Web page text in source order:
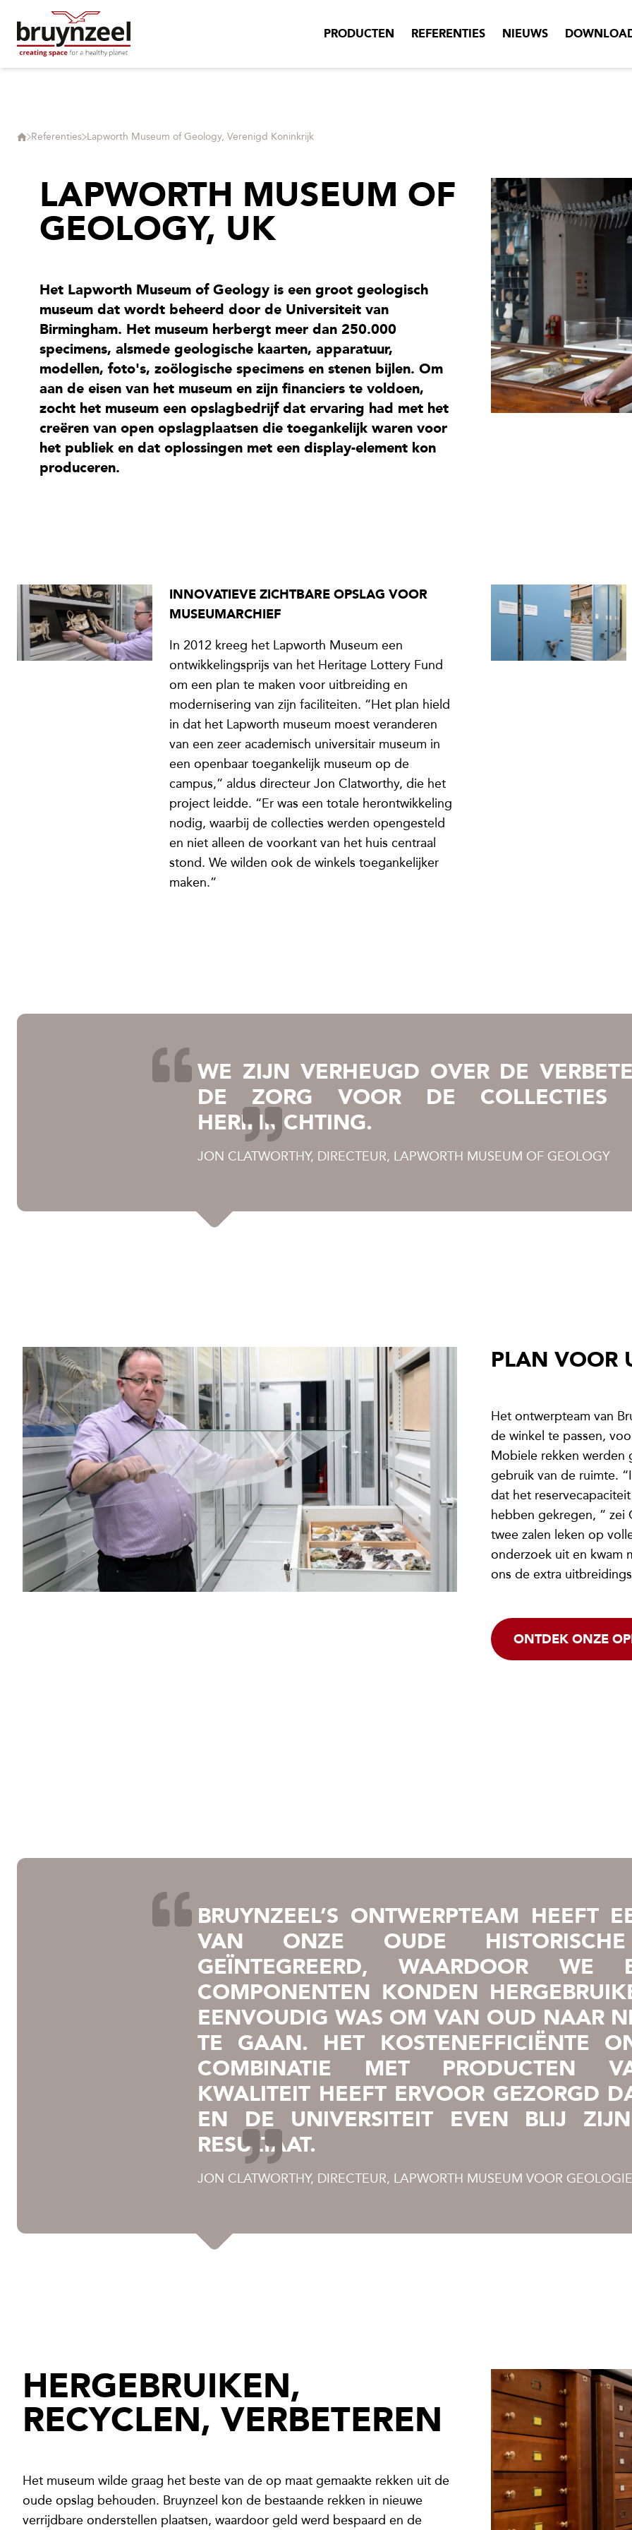
PRODUCTEN REFERENTIES NIEUWS
Referenties Lapworth Museum of Geology, Verenigd Koninkrijk
LAPWORTH MUSEUM OF
GEOLOGY, UK
Het Lapworth Museum of Geology is een groot geologisch
museum dat wordt beheerd door de Universiteit van
Birmingham. Het museum herbergt meer dan 250.000
specimens, alsmede geologische kaarten, apparatuur,
modellen, foto's, zoölogische specimens en stenen bijlen. Om
aan de eisen van het museum en zijn financiers te voldoen,
zocht het museum een opslagbedrijf dat ervaring had met het
creëren van open opslagplaatsen die toegankelijk waren voor
het publiek en dat oplossingen met een display-element kon
produceren.
INNOVATIEVE ZICHTBARE OPSLAG VOOR
MUSEUMARCHIEF
In 2012 kreeg het Lapworth Museum een
ontwikkelingsprijs van het Heritage Lottery Fund
om een plan te maken voor uitbreiding en
modernisering van zijn faciliteiten. “Het plan hield
in dat het Lapworth museum moest veranderen
van een zeer academisch universitair museum in
een openbaar toegankelijk museum op de
campus,” aldus directeur Jon Clatworthy, die het
project leidde. “Er was een totale herontwikkeling
nodig, waarbij de collecties werden opengesteld
en niet alleen de voorkant van het huis centraal
stond. We wilden ook de winkels toegankelijker
maken.”
WE ZIJN VERHEUGD OVER DE
DE ZORG VOOR DE COLLECTIES
HERINRICHTING.
JON CLATWORTHY, DIRECTEUR, LAPWORTH MUSEUM OF GEOLOGY
PLAN VOOR
Het ontwerpteam van
de winkel te passen,
Mobiele rekken werden
gebruik van de ruimte.
dat het
hebben gekregen, ” zei
twee zalen leken op
onderzoek uit en kwam
ons de extra
ONTDEK ONZE
BRUYNZEEL’S ONTWERPTEAM HEEFT
VAN ONZE OUDE
GEÏNTEGREERD, WAARDOOR WE
COMPONENTEN KONDEN
EENVOUDIG WAS OM VAN OUD NAAR
TE GAAN. HET KOSTENEFFICIËNTE
COMBINATIE MET PRODUCTEN
KWALITEIT HEEFT ERVOOR GEZORGD
EN DE UNIVERSITEIT EVEN BLIJ
RESULTAAT.
JON CLATWORTHY, DIRECTEUR, LAPWORTH MUSEUM VOOR GEOLOGIE
HERGEBRUIKEN,
RECYCLEN, VERBETEREN
Het museum wilde graag het beste van de op maat gemaakte rekken uit de
oude opslag behouden. Bruynzeel kon de bestaande rekken in nieuwe
verrijdbare onderstellen plaatsen, waardoor geld werd bespaard en de